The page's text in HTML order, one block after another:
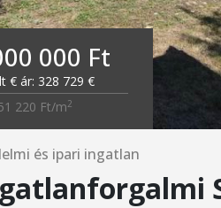
000 Ft
€ ár: 328 729 €
220 Ft/m2
és ipari ingatlan